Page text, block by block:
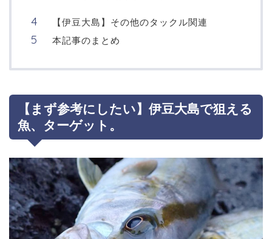
【伊豆大島】その他のタックル関連
本記事のまとめ
【まず参考にしたい】伊豆大島で狙える
魚、ターゲット。